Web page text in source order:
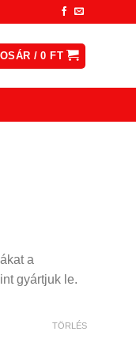
/0FT
a
gyártjuk le.
TÖRLÉS